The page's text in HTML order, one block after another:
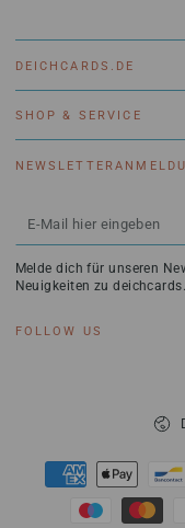
DEICHCARDS.DE
SHOP & SERVICE
E-
Mail
hier
Melde dich für unseren
Neuigkeiten zu
FOLLOW US